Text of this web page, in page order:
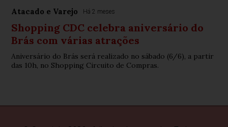
Atacado e Varejo Há 2 meses
Shopping CDC celebra aniversário do
Brás com várias atrações
Aniversário do Brás será realizado no sábado (6/6), a partir
das 10h, no Shopping Circuito de Compras.